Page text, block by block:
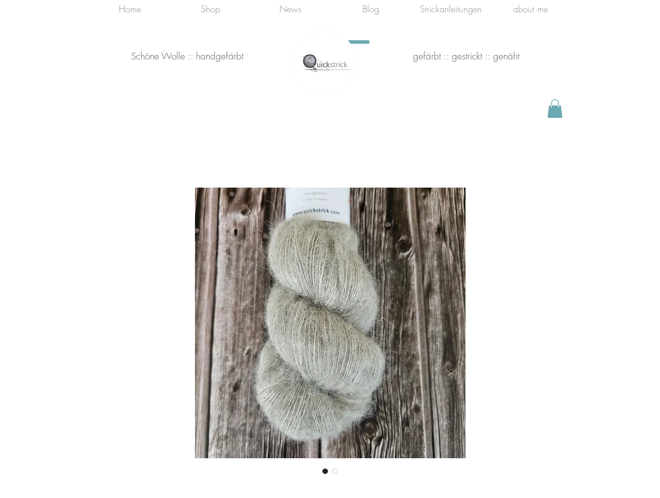
Home Shop News Blog Strickanleitungen about me
Schöne Wolle :: handgefärbt gefärbt :: gestrickt :: genäht